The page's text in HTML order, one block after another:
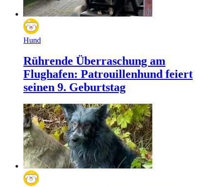
Hund
Rührende Überraschung am
Flughafen: Patrouillenhund feiert
seinen 9. Geburtstag